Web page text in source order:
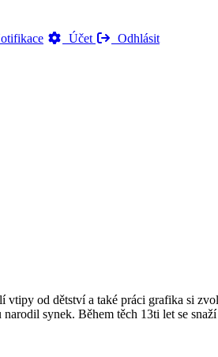
Účet Odhlásit
od dětství a také práci grafika si
synek. Během těch 13ti let se